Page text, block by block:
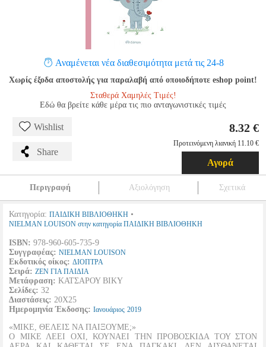
Αναμένεται νέα διαθεσιμότητα μετά τις 24-8
Χωρίς έξοδα αποστολής για παραλαβή από οποιοδήποτε eshop point!
Σταθερά Χαμηλές Τιμές!
Εδώ θα βρείτε κάθε μέρα τις πιο ανταγωνιστικές τιμές
Wishlist
Share
8.32 €
Προτεινόμενη λιανική 11.10 €
Αγορά
Περιγραφή Αξιολόγηση Σχετικά
Κατηγορία: ΠΑΙΔΙΚΗ ΒΙΒΛΙΟΘΗΚΗ •
NIELMAN LOUISON στην κατηγορία ΠΑΙΔΙΚΗ ΒΙΒΛΙΟΘΗΚΗ
ISBN: 978-960-605-735-9
Συγγραφέας: NIELMAN LOUISON
Εκδοτικός οίκος: ΔΙΟΠΤΡΑ
Σειρά: ΖΕΝ ΓΙΑ ΠΑΙΔΙΑ
Μετάφραση: ΚΑΤΣΑΡΟΥ ΒΙΚΥ
Σελίδες: 32
Διαστάσεις: 20Χ25
Ημερομηνία Έκδοσης: Ιανουάριος 2019
«ΜΙΚΕ, ΘΕΛΕΙΣ ΝΑ ΠΑΙΞΟΥΜΕ;»
Ο ΜΙΚΕ ΛΕΕΙ ΟΧΙ, ΚΟΥΝΑΕΙ ΤΗΝ ΠΡΟΒΟΣΚΙΔΑ ΤΟΥ ΣΤΟΝ